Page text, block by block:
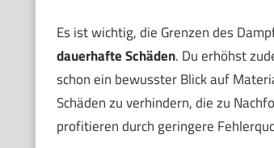
Es ist wichtig, die Grenzen des
dauerhafte Schäden. Du erhöhst
schon ein bewusster Blick auf
Schäden zu verhindern, die zu
profitieren durch geringere